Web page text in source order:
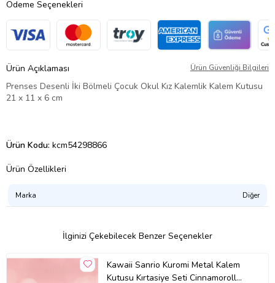
Ödeme Seçenekleri
Ürün Açıklaması Ürün Güvenliği Bilgileri
Prenses Desenli İki Bölmeli Çocuk Okul Kız Kalemlik Kalem Kutusu
21 x 11 x 6 cm
Ürün Kodu: kcm54298866
Ürün Özellikleri
Marka Diğer
İlginizi Çekebilecek Benzer Seçenekler
Kawaii Sanrio Kuromi Metal Kalem
Kutusu Kırtasiye Seti Cinnamoroll